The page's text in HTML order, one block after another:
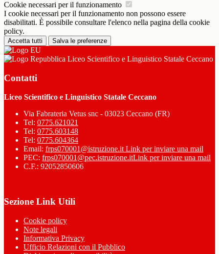
Cookie necessari per il funzionamento
I cookie necessari per il funzionamento non possono essere
disabilitati. È possibile consultare l'elenco nella pagina della cookie
policy.
Accetta tutti Salva le preferenze
Liceo Scientifico e Linguistico Statale Ceccano
Contatti
Liceo Scientifico e Linguistico Statale Ceccano
Via Fabrateria Vetus snc - 03023 Ceccano (FR)
Tel: 0775.621021
Tel: 0775.603148
Tel: 0775.604364
Email: frps070001@istruzione.it Link per inviare una mail
PEC: frps070001@pec.istruzione.itLink per inviare una mail
C.F.: 92052850606
Sezione Link Utili
Cookie policy
Note legali
Informativa Privacy
Ufficio Relazioni con il Pubblico